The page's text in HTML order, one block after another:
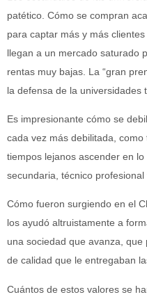
patético. Cómo se compran
para captar más y más
llegan a un mercado saturado
rentas muy bajas. La “gran
la defensa de la universidades
Es impresionante cómo se
cada vez más debilitada,
tiempos lejanos ascender en
secundaria, técnico profesional
Cómo fueron surgiendo en el
los ayudó altruistamente a
una sociedad que avanza,
de calidad que le entregaban
Cuántos de estos valores se